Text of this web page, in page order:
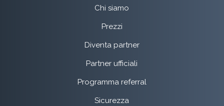
Chi siamo
Prezzi
Diventa partner
Partner ufficiali
Programma referral
Sicurezza